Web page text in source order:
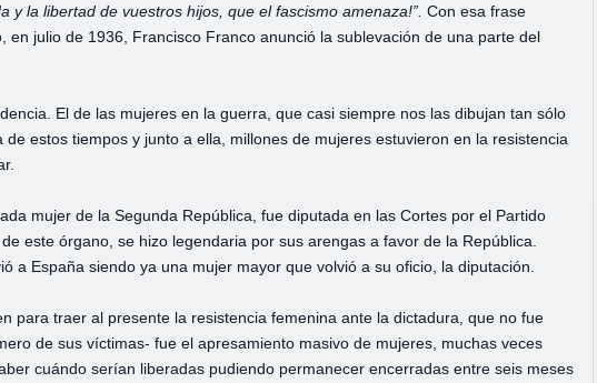
la libertad de vuestros hijos, que el fascismo amenaza!”. Con esa frase
julio de 1936, Francisco Franco anunció la sublevación de una parte del
El de las mujeres en la guerra, que casi siempre nos las dibujan tan sólo
estos tiempos y junto a ella, millones de mujeres estuvieron en la resistencia
mujer de la Segunda República, fue diputada en las Cortes por el Partido
este órgano, se hizo legendaria por sus arengas a favor de la República.
a España siendo ya una mujer mayor que volvió a su oficio, la diputación.
para traer al presente la resistencia femenina ante la dictadura, que no fue
de sus víctimas- fue el apresamiento masivo de mujeres, muchas veces
cuándo serían liberadas pudiendo permanecer encerradas entre seis meses